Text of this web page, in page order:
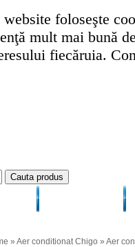
website foloseşte
mult mai bună
fiecăruia.
» Aer conditionat Chigo » Aer